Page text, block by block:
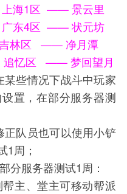
1区 —— 景云里
4区 —— 状元坊
区 —— 净月潭
区 —— 梦回望月
些情况下战斗中玩家
置，在部分服务器测
队员也可以使用小铲
1周；
分服务器测试1周：
主、堂主可移动帮派